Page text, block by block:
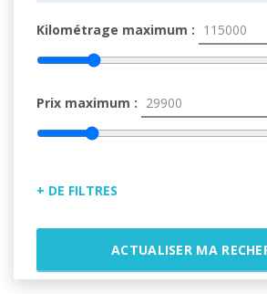
Kilométrage maximum :
Prix maximum :
+ DE FILTRES
Énergie
ACTUALISER MA